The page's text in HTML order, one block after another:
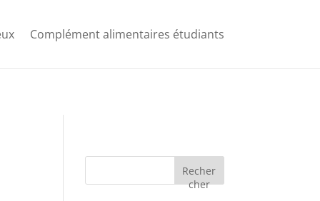
Complément alimentaires étudiants
Recher
cher